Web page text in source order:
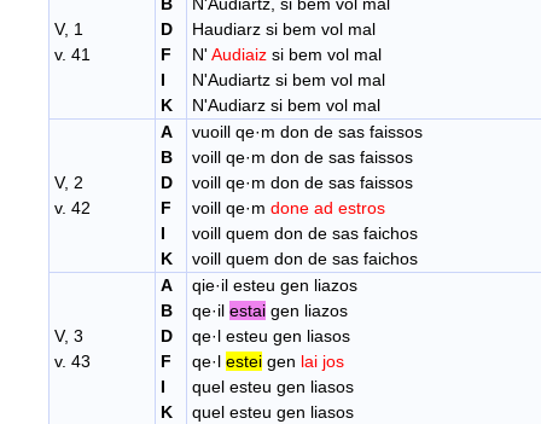
V, 1
v. 41
D
F
I
K
Haudiarz si bem vol mal
N' Audiaiz si bem vol mal
N'Audiartz si bem vol mal
N'Audiarz si bem vol mal
V, 2
v. 42
A
B
D
F
I
K
vuoill qe·m don de sas faissos
voill qe·m don de sas faissos
voill qe·m don de sas faissos
voill qe·m done ad estros
voill quem don de sas faichos
voill quem don de sas faichos
V, 3
v. 43
A
B
D
F
I
K
qie·il esteu gen liazos
qe·il estai gen liazos
qe·l esteu gen liasos
qe·l estei gen lai jos
quel esteu gen liasos
quel esteu gen liasos